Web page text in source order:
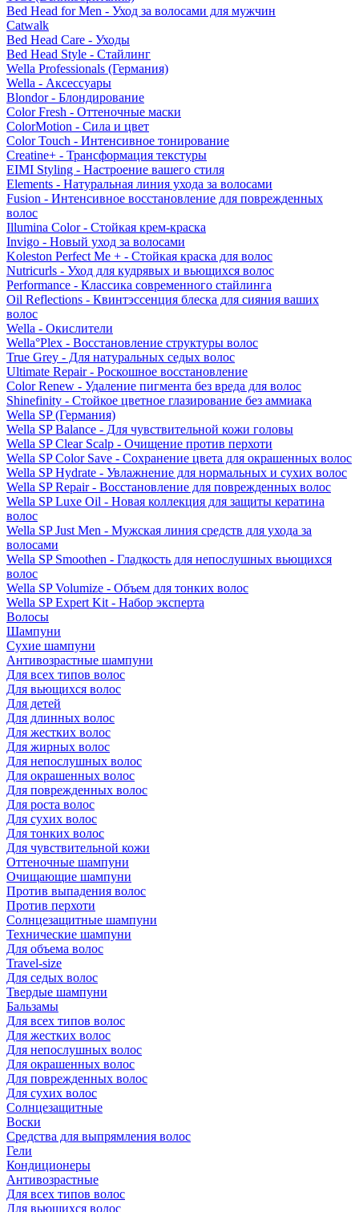
Bed Head for Men - Уход за волосами для мужчин
Catwalk
Bed Head Care - Уходы
Bed Head Style - Стайлинг
Wella Professionals (Германия)
Wella - Аксессуары
Blondor - Блондирование
Color Fresh - Оттеночные маски
ColorMotion - Сила и цвет
Color Touch - Интенсивное тонирование
Creatine+ - Трансформация текстуры
EIMI Styling - Настроение вашего стиля
Elements - Натуральная линия ухода за волосами
Fusion - Интенсивное восстановление для поврежденных
волос
Illumina Color - Стойкая крем-краска
Invigo - Новый уход за волосами
Koleston Perfect Me + - Стойкая краска для волос
Nutricurls - Уход для кудрявых и вьющихся волос
Performance - Классика современного стайлинга
Oil Reflections - Квинтэссенция блеска для сияния ваших
волос
Wella - Окислители
Wella°Plex - Восстановление структуры волос
True Grey - Для натуральных седых волос
Ultimate Repair - Роскошное восстановление
Color Renew - Удаление пигмента без вреда для волос
Shinefinity - Стойкое цветное глазирование без аммиака
Wella SP (Германия)
Wella SP Balance - Для чувствительной кожи головы
Wella SP Clear Scalp - Очищение против перхоти
Wella SP Color Save - Сохранение цвета для окрашенных волос
Wella SP Hydrate - Увлажнение для нормальных и сухих волос
Wella SP Repair - Восстановление для поврежденных волос
Wella SP Luxe Oil - Новая коллекция для защиты кератина
волос
Wella SP Just Men - Мужская линия средств для ухода за
волосами
Wella SP Smoothen - Гладкость для непослушных вьющихся
волос
Wella SP Volumize - Объем для тонких волос
Wella SP Expert Kit - Набор эксперта
Волосы
Шампуни
Сухие шампуни
Антивозрастные шампуни
Для всех типов волос
Для вьющихся волос
Для детей
Для длинных волос
Для жестких волос
Для жирных волос
Для непослушных волос
Для окрашенных волос
Для поврежденных волос
Для роста волос
Для сухих волос
Для тонких волос
Для чувствительной кожи
Оттеночные шампуни
Очищающие шампуни
Против выпадения волос
Против перхоти
Солнцезащитные шампуни
Технические шампуни
Для объема волос
Travel-size
Для седых волос
Твердые шампуни
Бальзамы
Для всех типов волос
Для жестких волос
Для непослушных волос
Для окрашенных волос
Для поврежденных волос
Для сухих волос
Солнцезащитные
Воски
Средства для выпрямления волос
Гели
Кондиционеры
Антивозрастные
Для всех типов волос
Для вьющихся волос